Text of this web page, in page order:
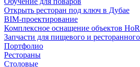
Открыть ресторан под ключ в Дубае
BIM-проектирование
Комплексное оснащение объектов
Запчасти для пищевого и
Портфолио
Рестораны
Столовые